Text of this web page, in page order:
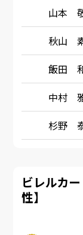
山本
秋山
飯田
中村
杉野
ビレルカ
性】